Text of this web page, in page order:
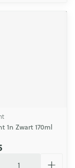
1n Zwart 170ml